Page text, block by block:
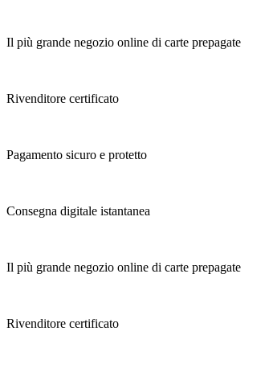
Il più grande negozio online di carte prepagate
Rivenditore certificato
Pagamento sicuro e protetto
Consegna digitale istantanea
Il più grande negozio online di carte prepagate
Rivenditore certificato